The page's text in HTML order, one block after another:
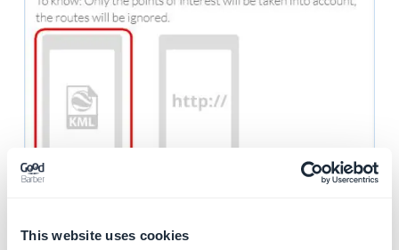
This website uses cookies